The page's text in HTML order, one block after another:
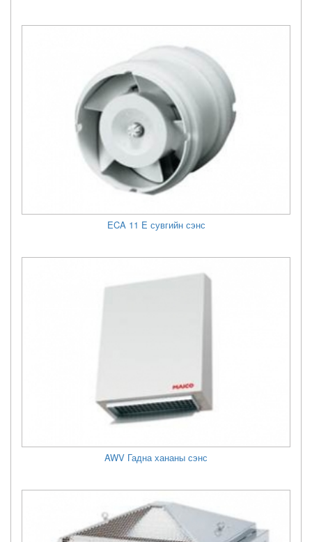
ECA 11 E сувгийн сэнс
AWV Гадна хананы сэнс